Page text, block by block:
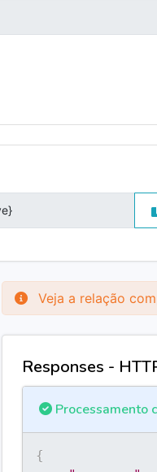
Veja a relação
Responses -
Processamento
{